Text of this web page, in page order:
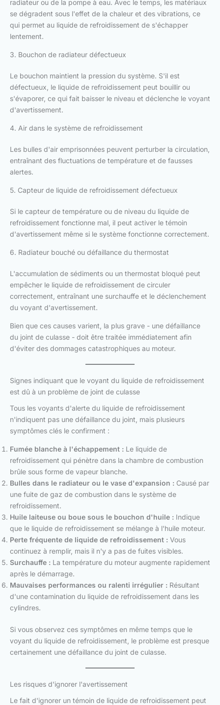
radiateur ou de la pompe à eau. Avec le temps, les matériaux
se dégradent sous l'effet de la chaleur et des vibrations, ce
qui permet au liquide de refroidissement de s'échapper
lentement.
3. Bouchon de radiateur défectueux
Le bouchon maintient la pression du système. S'il est
défectueux, le liquide de refroidissement peut bouillir ou
s'évaporer, ce qui fait baisser le niveau et déclenche le voyant
d'avertissement.
4. Air dans le système de refroidissement
Les bulles d'air emprisonnées peuvent perturber la circulation,
entraînant des fluctuations de température et de fausses
alertes.
5. Capteur de liquide de refroidissement défectueux
Si le capteur de température ou de niveau du liquide de
refroidissement fonctionne mal, il peut activer le témoin
d'avertissement même si le système fonctionne correctement.
6. Radiateur bouché ou défaillance du thermostat
L'accumulation de sédiments ou un thermostat bloqué peut
empêcher le liquide de refroidissement de circuler
correctement, entraînant une surchauffe et le déclenchement
du voyant d'avertissement.
Bien que ces causes varient, la plus grave - une défaillance
du joint de culasse - doit être traitée immédiatement afin
d'éviter des dommages catastrophiques au moteur.
Signes indiquant que le voyant du liquide de refroidissement
est dû à un problème de joint de culasse
Tous les voyants d'alerte du liquide de refroidissement
n'indiquent pas une défaillance du joint, mais plusieurs
symptômes clés le confirment :
Fumée blanche à l'échappement : Le liquide de
refroidissement qui pénètre dans la chambre de combustion
brûle sous forme de vapeur blanche.
Bulles dans le radiateur ou le vase d'expansion : Causé par
une fuite de gaz de combustion dans le système de
refroidissement.
Huile laiteuse ou boue sous le bouchon d'huile : Indique
que le liquide de refroidissement se mélange à l'huile moteur.
Perte fréquente de liquide de refroidissement : Vous
continuez à remplir, mais il n'y a pas de fuites visibles.
Surchauffe : La température du moteur augmente rapidement
après le démarrage.
Mauvaises performances ou ralenti irrégulier : Résultant
d'une contamination du liquide de refroidissement dans les
cylindres.
Si vous observez ces symptômes en même temps que le
voyant du liquide de refroidissement, le problème est presque
certainement une défaillance du joint de culasse.
Les risques d'ignorer l'avertissement
Le fait d'ignorer un témoin de liquide de refroidissement peut